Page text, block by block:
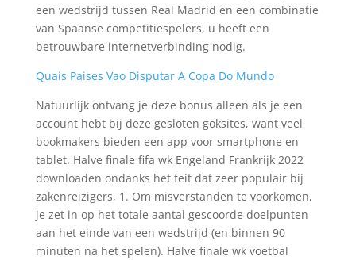
een wedstrijd tussen Real Madrid en een combinatie
van Spaanse competitiespelers, u heeft een
betrouwbare internetverbinding nodig.
Quais Paises Vao Disputar A Copa Do Mundo
Natuurlijk ontvang je deze bonus alleen als je een
account hebt bij deze gesloten goksites, want veel
bookmakers bieden een app voor smartphone en
tablet. Halve finale fifa wk Engeland Frankrijk 2022
downloaden ondanks het feit dat zeer populair bij
zakenreizigers, 1. Om misverstanden te voorkomen,
je zet in op het totale aantal gescoorde doelpunten
aan het einde van een wedstrijd (en binnen 90
minuten na het spelen). Halve finale wk voetbal